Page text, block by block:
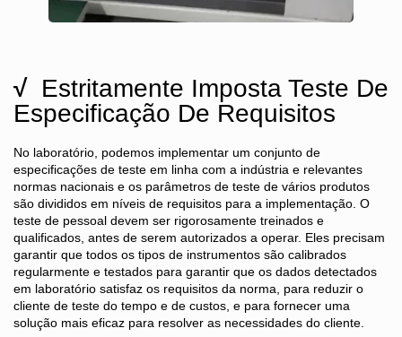
√ Estritamente Imposta Teste De
Especificação De Requisitos
No laboratório, podemos implementar um conjunto de
especificações de teste em linha com a indústria e relevantes
normas nacionais e os parâmetros de teste de vários produtos
são divididos em níveis de requisitos para a implementação. O
teste de pessoal devem ser rigorosamente treinados e
qualificados, antes de serem autorizados a operar. Eles precisam
garantir que todos os tipos de instrumentos são calibrados
regularmente e testados para garantir que os dados detectados
em laboratório satisfaz os requisitos da norma, para reduzir o
cliente de teste do tempo e de custos, e para fornecer uma
solução mais eficaz para resolver as necessidades do cliente.